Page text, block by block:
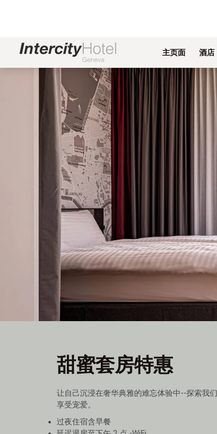
主页面 酒店
幻灯片1 of1
套房九折优惠
过夜住宿含早餐和延迟退房至下午 2 点
甜蜜套房特惠
让自己沉浸在奢华典雅的难忘体验中--探索我
享受宠爱。
过夜住宿含早餐